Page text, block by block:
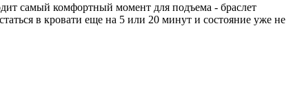
самый комфортный момент для подъема - браслет
в кровати еще на 5 или 20 минут и состояние уже не